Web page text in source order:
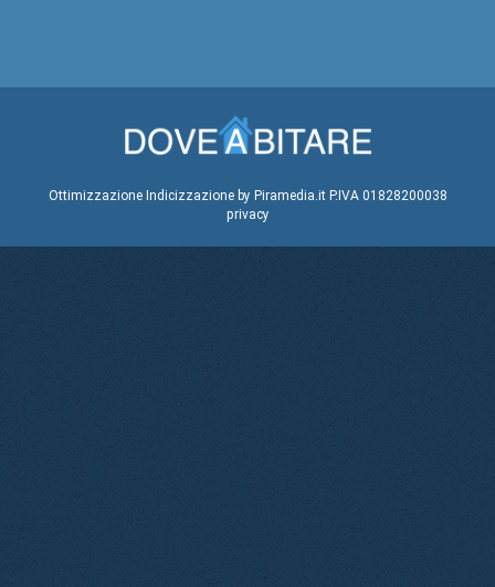
Ottimizzazione Indicizzazione by Piramedia.itP.IVA 01828200038
privacy